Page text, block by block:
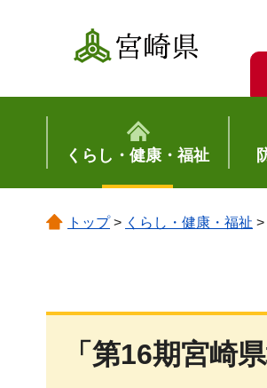
宮崎県
くらし・健康・福祉
トップ> くらし・健康・福祉 >
「第16期宮崎